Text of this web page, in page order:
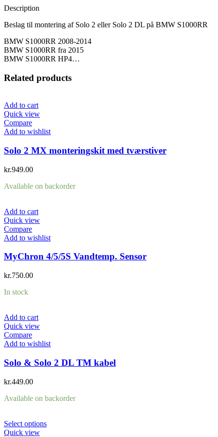
HP4
quantity
Description
Beslag til montering af Solo 2 eller Solo 2 DL på BMW S1000RR
BMW S1000RR 2008-2014
BMW S1000RR fra 2015
BMW S1000RR HP4…
Related products
Add to cart
Quick view
Compare
Add to wishlist
Solo 2 MX monteringskit med tværstiver
kr.949.00
Available on backorder
Add to cart
Quick view
Compare
Add to wishlist
MyChron 4/5/5S Vandtemp. Sensor
kr.750.00
In stock
Add to cart
Quick view
Compare
Add to wishlist
Solo & Solo 2 DL TM kabel
kr.449.00
Available on backorder
Select options
Quick view